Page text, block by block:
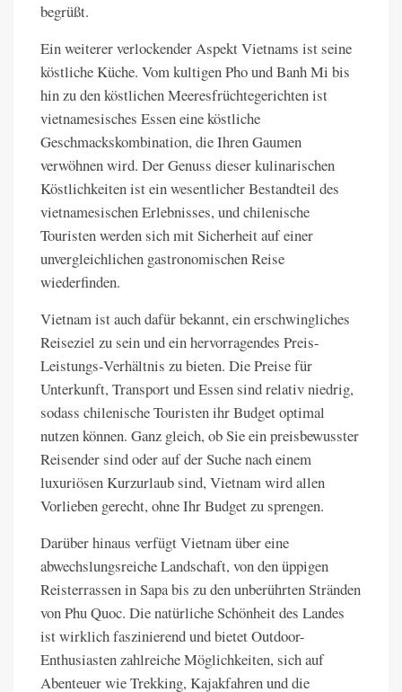
begrüßt.
Ein weiterer verlockender Aspekt Vietnams ist seine
köstliche Küche. Vom kultigen Pho und Banh Mi bis
hin zu den köstlichen Meeresfrüchtegerichten ist
vietnamesisches Essen eine köstliche
Geschmackskombination, die Ihren Gaumen
verwöhnen wird. Der Genuss dieser kulinarischen
Köstlichkeiten ist ein wesentlicher Bestandteil des
vietnamesischen Erlebnisses, und chilenische
Touristen werden sich mit Sicherheit auf einer
unvergleichlichen gastronomischen Reise
wiederfinden.
Vietnam ist auch dafür bekannt, ein erschwingliches
Reiseziel zu sein und ein hervorragendes Preis-
Leistungs-Verhältnis zu bieten. Die Preise für
Unterkunft, Transport und Essen sind relativ niedrig,
sodass chilenische Touristen ihr Budget optimal
nutzen können. Ganz gleich, ob Sie ein preisbewusster
Reisender sind oder auf der Suche nach einem
luxuriösen Kurzurlaub sind, Vietnam wird allen
Vorlieben gerecht, ohne Ihr Budget zu sprengen.
Darüber hinaus verfügt Vietnam über eine
abwechslungsreiche Landschaft, von den üppigen
Reisterrassen in Sapa bis zu den unberührten Stränden
von Phu Quoc. Die natürliche Schönheit des Landes
ist wirklich faszinierend und bietet Outdoor-
Enthusiasten zahlreiche Möglichkeiten, sich auf
Abenteuer wie Trekking, Kajakfahren und die